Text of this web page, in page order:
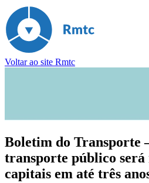
Voltar ao site Rmtc
Boletim do Transporte
transporte público será
capitais em até três